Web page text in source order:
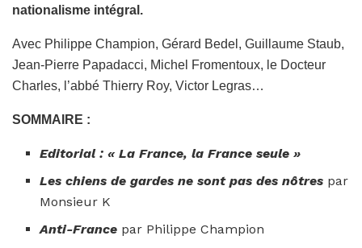
nationalisme intégral.
Avec Philippe Champion, Gérard Bedel, Guillaume Staub,
Jean-Pierre Papadacci, Michel Fromentoux, le Docteur
Charles, l’abbé Thierry Roy, Victor Legras…
SOMMAIRE :
Editorial : « La France, la France seule »
Les chiens de gardes ne sont pas des nôtres par
Monsieur K
Anti-France par Philippe Champion